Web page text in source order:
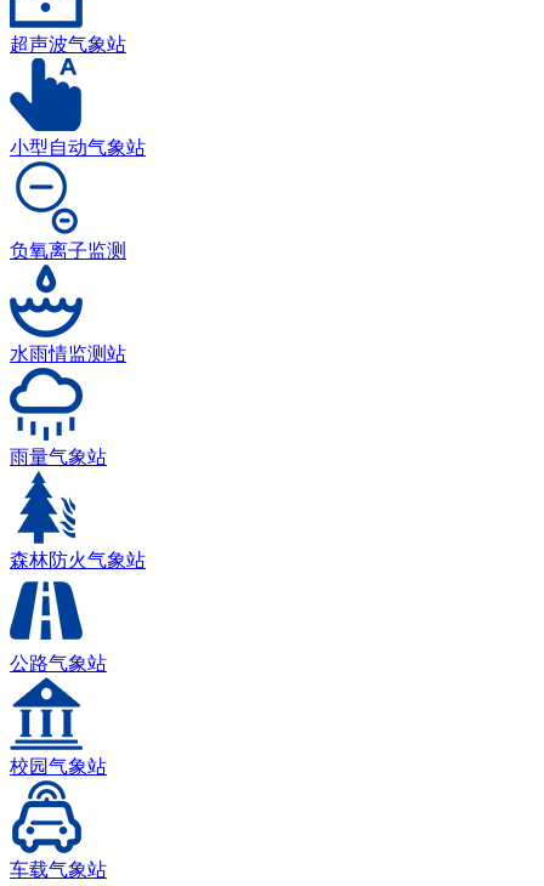
超声波气象站
小型自动气象站
负氧离子监测
水雨情监测站
雨量气象站
森林防火气象站
公路气象站
校园气象站
车载气象站